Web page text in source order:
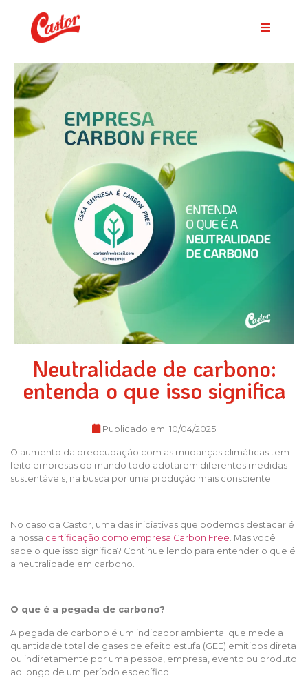
Neutralidade de carbono:
entenda o que isso significa
Publicado em: 10/04/2025
O aumento da preocupação com as mudanças climáticas tem
feito empresas do mundo todo adotarem diferentes medidas
sustentáveis, na busca por uma produção mais consciente.
No caso da Castor, uma das iniciativas que podemos destacar é
a nossa certificação como empresa Carbon Free . Mas você
sabe o que isso significa? Continue lendo para entender o que é
a neutralidade em carbono.
O que é a pegada de carbono?
A pegada de carbono é um indicador ambiental que mede a
quantidade total de gases de efeito estufa (GEE) emitidos direta
ou indiretamente por uma pessoa, empresa, evento ou produto
ao longo de um período específico.